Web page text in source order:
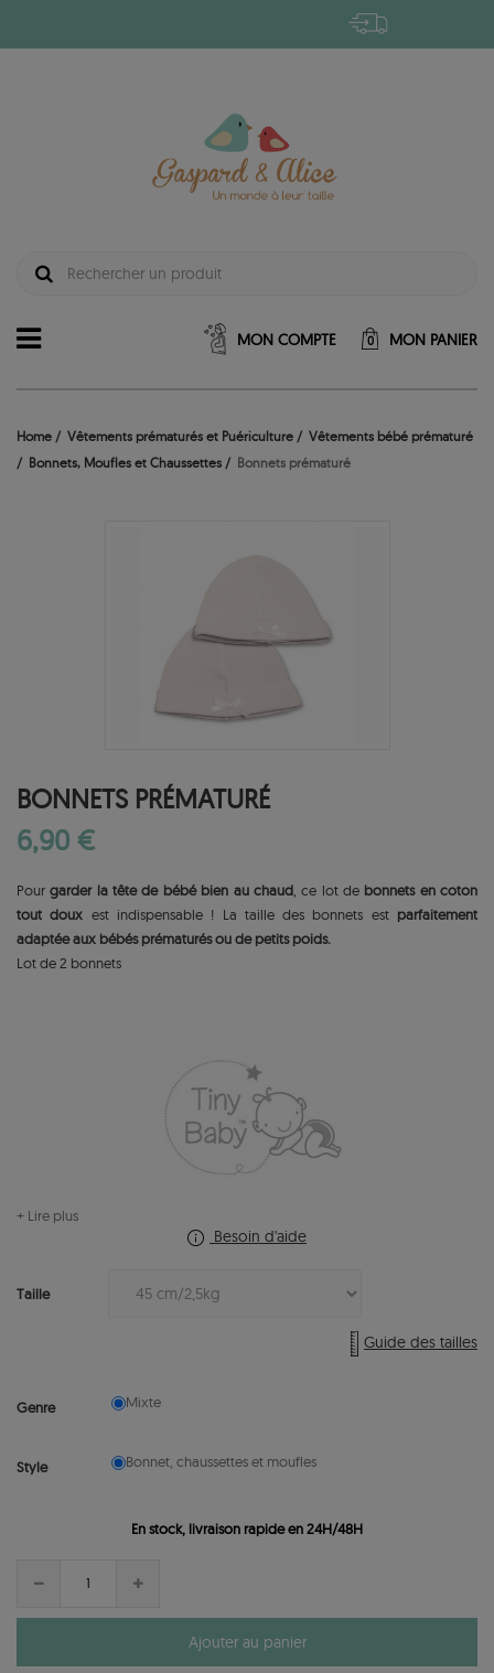
MON COMPTE 0 MON PANIER
Home Vêtements prématurés et Puériculture
Vêtements bébé prématuré
Bonnets, Moufles et Chaussettes
Bonnets prématuré
BONNETS PRÉMATURÉ
6,90 €
Pourgarder la tête de bébé bien au chaud, ce lot de bonnets en coton
tout doux est indispensable ! La taille des bonnets est parfaitement
adaptée aux bébés prématurés ou de petits poids.
Lot de 2 bonnets
+ Lire plus
Besoin d'aide
Taille
Guide des tailles
Genre Mixte
Style Bonnet, chaussettes et moufles
En stock, livraison rapide en 24H/48H
Ajouter au panier